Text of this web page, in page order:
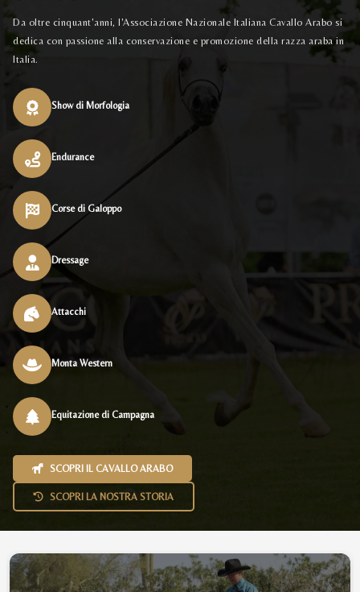
Da oltre cinquant'anni, l'Associazione Nazionale Italiana Cavallo Arabo si
dedica con passione alla conservazione e promozione della razza araba in
Italia.
Show di Morfologia
Endurance
Corse di Galoppo
Dressage
Attacchi
Monta Western
Equitazione di Campagna
SCOPRI IL CAVALLO ARABO
SCOPRI LA NOSTRA STORIA